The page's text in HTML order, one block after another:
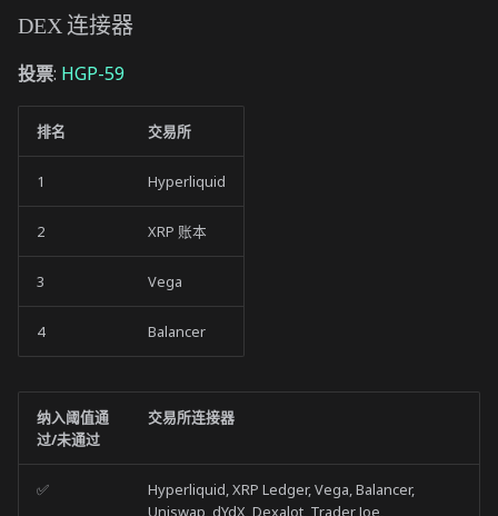
DEX 连接器
投票: HGP-59
排名 交易所
1 Hyperliquid
2 XRP 账本
3 Vega
4 Balancer
纳入阈值通
过/未通过
交易所连接器
✅
Hyperliquid, XRP Ledger, Vega, Balancer,
Uniswap, dYdX, Dexalot, Trader Joe,